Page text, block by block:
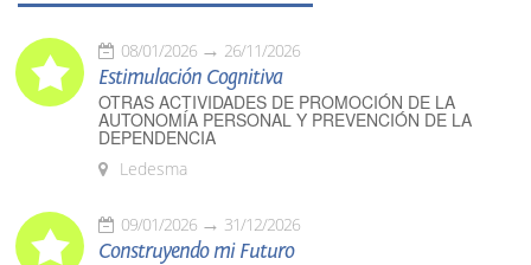
08/01/2026 26/11/2026
Estimulación Cognitiva
OTRAS ACTIVIDADES DE PROMOCIÓN DE LA
AUTONOMÍA PERSONAL Y PREVENCIÓN DE LA
DEPENDENCIA
Ledesma
09/01/2026 31/12/2026
Construyendo mi Futuro